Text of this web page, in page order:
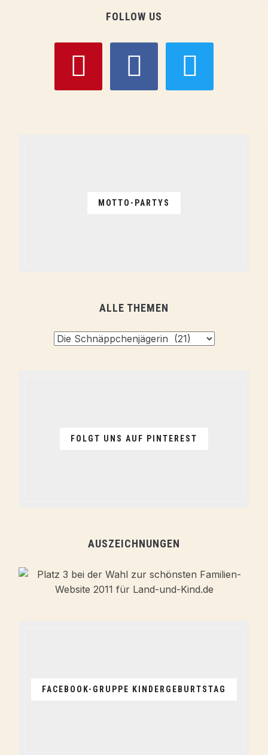
FOLLOW US
MOTTO-PARTYS
ALLE THEMEN
FOLGT UNS AUF PINTEREST
AUSZEICHNUNGEN
FACEBOOK-GRUPPE KINDERGEBURTSTAG